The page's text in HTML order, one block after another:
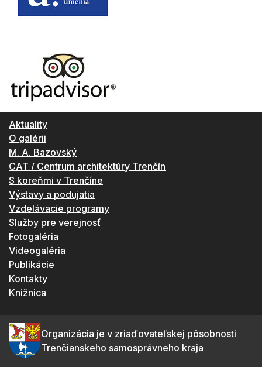
Aktuality
O galérii
M. A. Bazovský
CAT / Centrum architektúry Trenčín
S koreňmi v Trenčíne
Výstavy a podujatia
Vzdelávacie programy
Služby pre verejnosť
Fotogaléria
Videogaléria
Publikácie
Kontakty
Knižnica
Organizácia je v zriaďovateľskej pôsobnosti
Trenčianskeho samosprávneho kraja